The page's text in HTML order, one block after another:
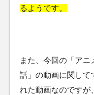
るようです。
また、今回の「アニ
話」の動画に関して
れた動画なのですが